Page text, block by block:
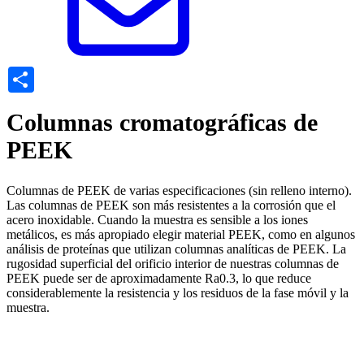
Columnas cromatográficas de
PEEK
Columnas de PEEK de varias especificaciones (sin relleno interno).
Las columnas de PEEK son más resistentes a la corrosión que el
acero inoxidable. Cuando la muestra es sensible a los iones
metálicos, es más apropiado elegir material PEEK, como en algunos
análisis de proteínas que utilizan columnas analíticas de PEEK. La
rugosidad superficial del orificio interior de nuestras columnas de
PEEK puede ser de aproximadamente Ra0.3, lo que reduce
considerablemente la resistencia y los residuos de la fase móvil y la
muestra.